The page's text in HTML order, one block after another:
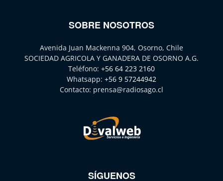
SOBRE NOSOTROS
Avenida Juan Mackenna 904, Osorno, Chile
SOCIEDAD AGRICOLA Y GANADERA DE OSORNO A.G.
Teléfono: +56 64 223 2160
Whatsapp: +56 9 57244942
Contacto: prensa@radiosago.cl
SÍGUENOS